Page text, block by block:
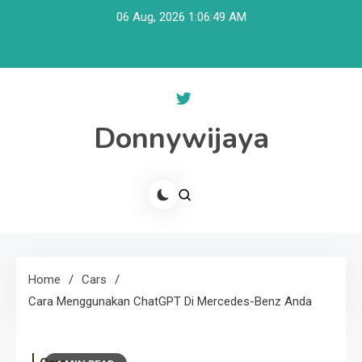
06 Aug, 2026 1:06:49 AM
Donnywijaya
Home
Cars
Cara Menggunakan ChatGPT Di Mercedes-Benz Anda